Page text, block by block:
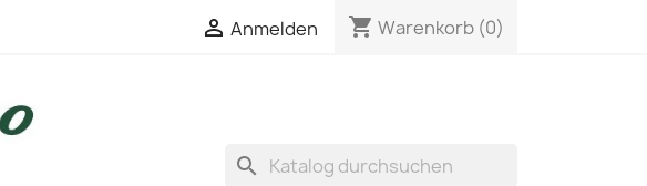
 Anmelden shopping_cart Warenkorb (0)
search